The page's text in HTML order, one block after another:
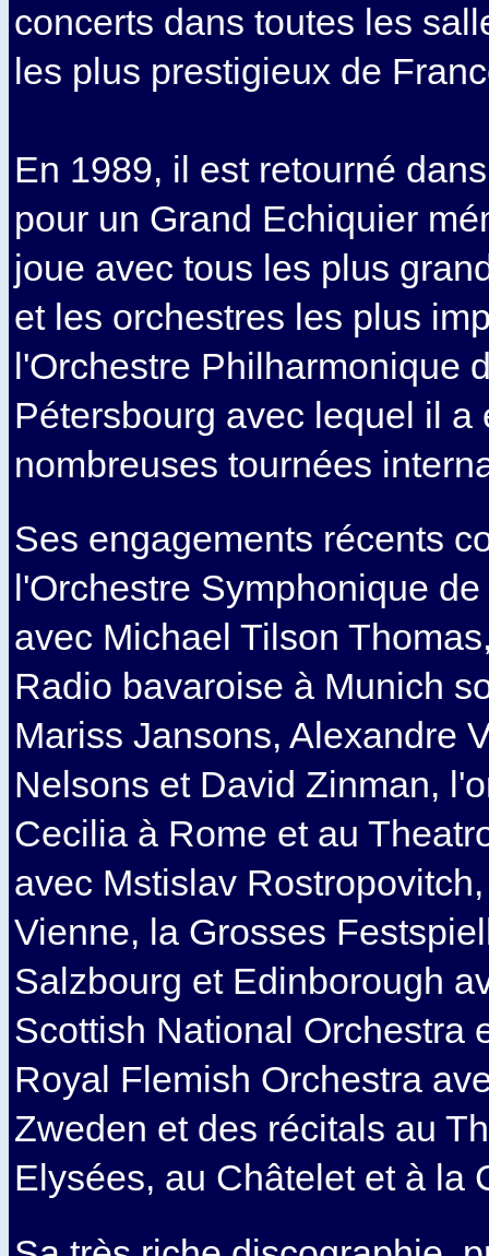
concerts dans toutes les
les plus prestigieux de
En 1989, il est retourné
pour un Grand Echiquier
joue avec tous les plus
et les orchestres les plus
l'Orchestre Philharmonique
Pétersbourg avec lequel il a
nombreuses tournées
Ses engagements récents
l'Orchestre Symphonique
avec Michael Tilson
Radio bavaroise à Munich
Mariss Jansons, Alexandre
Nelsons et David Zinman,
Cecilia à Rome et au
avec Mstislav
Vienne, la Grosses
Salzbourg et Edinborough
Scottish National Orchestra
Royal Flemish Orchestra
Zweden et des récitals au
Elysées, au Châtelet et à la